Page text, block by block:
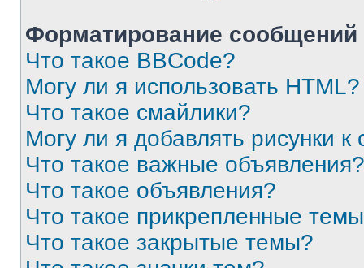
Форматирование
Что такое BBCode?
Могу ли я использовать HTML?
Что такое смайлики?
Могу ли я добавлять рисунки
Что такое важные объявления?
Что такое объявления?
Что такое прикрепленные
Что такое закрытые темы?